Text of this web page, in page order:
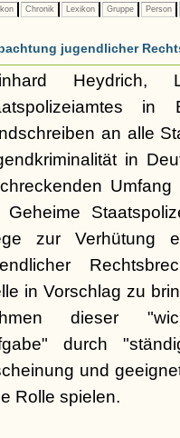
Chronik Lexikon Gruppe Person
jugendlicher
Heydrich,
an alle
in
Geheime
zur Verhütung
in Vorschlag zu
dieser
durch
und
Rolle spielen.